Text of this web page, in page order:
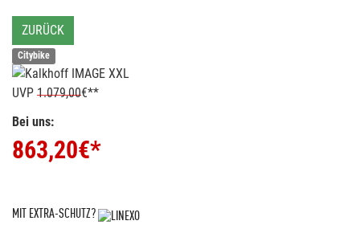
ZURÜCK
Citybike
UVP 1.079,00€**
Bei uns:
863,20€*
MIT EXTRA-SCHUTZ?